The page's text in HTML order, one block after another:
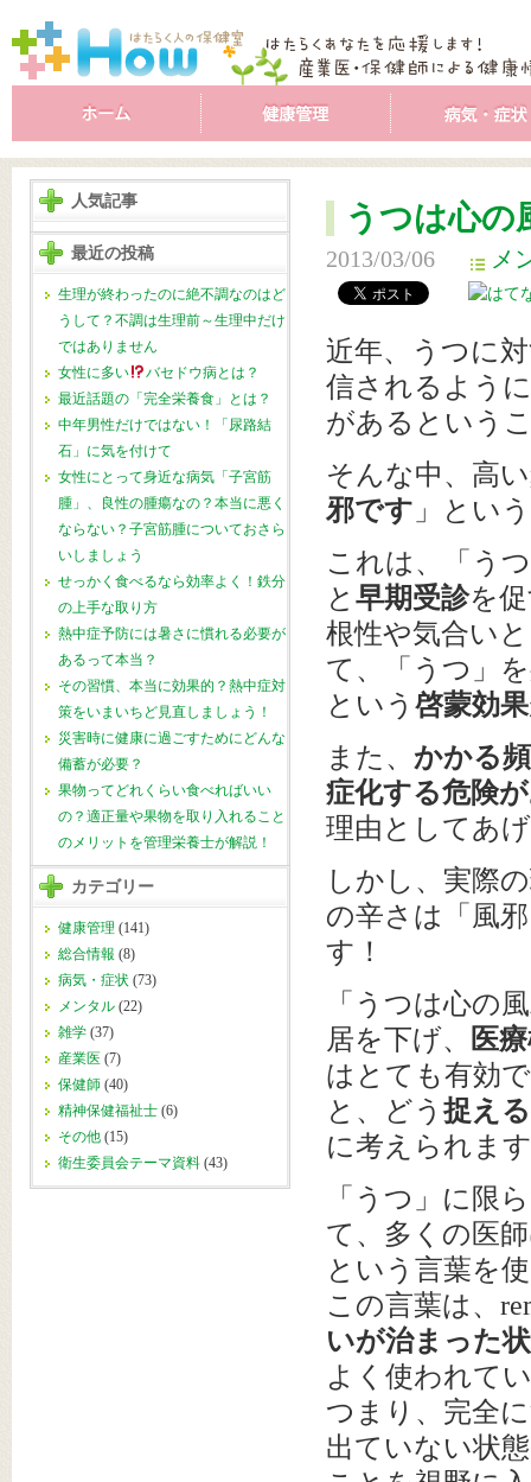
人気記事
最近の投稿
生理が終わったのに絶不調なのはど
うして？不調は生理前～生理中だけ
ではありません
女性に多い
バセドウ病とは？
最近話題の「完全栄養食」とは？
中年男性だけではない！「尿路結
石」に気を付けて
女性にとって身近な病気「子宮筋
腫」、良性の腫瘍なの？本当に悪く
ならない？子宮筋腫についておさら
いしましょう
せっかく食べるなら効率よく！鉄分
の上手な取り方
熱中症予防には暑さに慣れる必要が
あるって本当？
その習慣、本当に効果的？熱中症対
策をいまいちど見直しましょう！
災害時に健康に過ごすためにどんな
備蓄が必要？
果物ってどれくらい食べればいい
の？適正量や果物を取り入れること
のメリットを管理栄養士が解説！
カテゴリー
健康管理 (141)
総合情報 (8)
病気・症状 (73)
メンタル (22)
雑学 (37)
産業医 (7)
保健師 (40)
精神保健福祉士 (6)
その他 (15)
衛生委員会テーマ資料 (43)
うつは心の
2013/03/06 メ
近年、うつに
信されるよう
があるという
そんな中、高
邪です 」とい
これは、「う
と 早期受診を
根性や気合い
て、「うつ」
という 啓蒙効果
また、 かかる
症化する危険
理由としてあ
しかし、実際
の辛さは「風
す！
「うつは心の
居を下げ、
医
はとても有効
と、どう 捉え
に考えられま
「うつ」に限
て、多くの医
という言葉を
この言葉は、
いが治まった
よく使われて
つまり、完全
出ていない状